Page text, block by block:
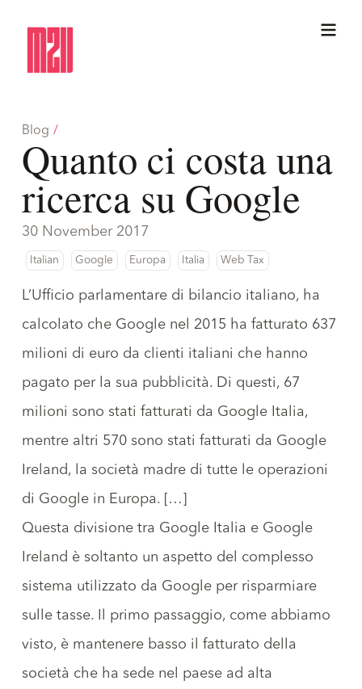
Blog /
Quanto ci costa una
ricerca su Google
30 November 2017
Italian Google Europa Italia Web Tax
L’Ufficio parlamentare di bilancio italiano, ha
calcolato che Google nel 2015 ha fatturato 637
milioni di euro da clienti italiani che hanno
pagato per la sua pubblicità. Di questi, 67
milioni sono stati fatturati da Google Italia,
mentre altri 570 sono stati fatturati da Google
Ireland, la società madre di tutte le operazioni
di Google in Europa. […]
Questa divisione tra Google Italia e Google
Ireland è soltanto un aspetto del complesso
sistema utilizzato da Google per risparmiare
sulle tasse. Il primo passaggio, come abbiamo
visto, è mantenere basso il fatturato della
società che ha sede nel paese ad alta